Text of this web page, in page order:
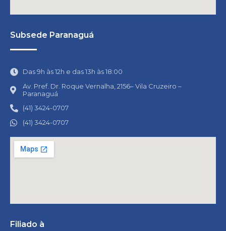
Subsede Paranaguá
Das 9h às 12h e das 13h às 18:00
Av. Pref. Dr. Roque Vernalha, 2156– Vila Cruzeiro –
Paranaguá
(41) 3424-0707
(41) 3424-0707
Filiado à